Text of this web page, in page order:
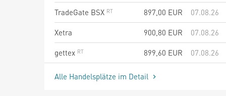
TradeGate BSX
897,00 EUR
07.08.26
Xetra
900,80 EUR
07.08.26
gettex
899,60 EUR 07.08.26
Alle Handelsplätze im Detail